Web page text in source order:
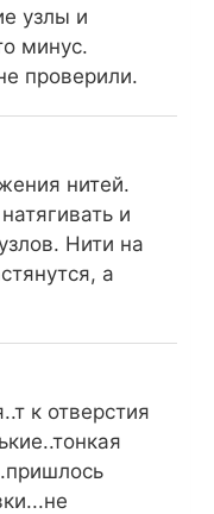
узлы и
минус.
проверили.
нитей.
и
Нити на
а
к отверстия